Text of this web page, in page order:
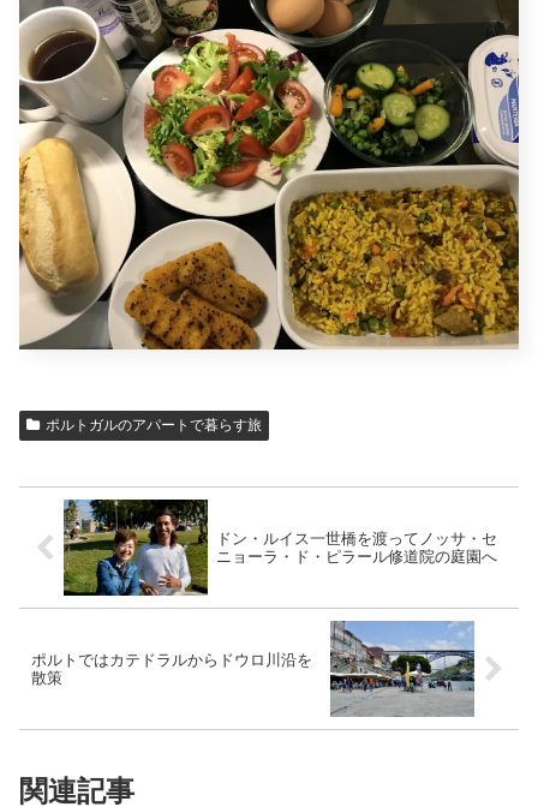
ポルトガルのアパートで暮らす旅
ドン・ルイス一世橋を渡ってノッサ・セ
ニョーラ・ド・ピラール修道院の庭園へ
ポルトではカテドラルからドウロ川沿を
散策
関連記事